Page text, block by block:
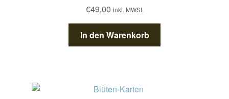
€49,00 inkl. MWSt.
In den Warenkorb